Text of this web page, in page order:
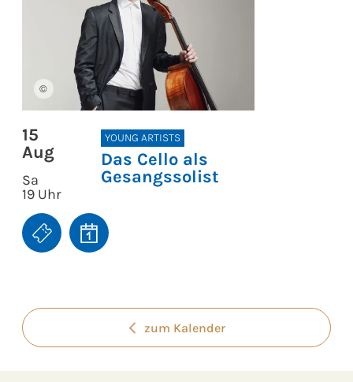
©
15
Aug
Sa
19 Uhr
YOUNG ARTISTS
Das Cello als
Gesangssolist
zum Kalender